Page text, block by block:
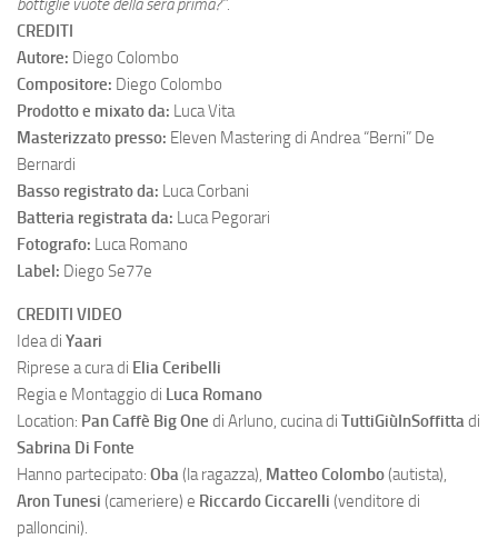
bottiglie vuote della sera prima?”.
CREDITI
Autore: Diego Colombo
Compositore: Diego Colombo
Prodotto e mixato da: Luca Vita
Masterizzato presso: Eleven Mastering di Andrea “Berni” De
Bernardi
Basso registrato da: Luca Corbani
Batteria registrata da: Luca Pegorari
Fotografo: Luca Romano
Label: Diego Se77e
CREDITI VIDEO
Idea di Yaari
Riprese a cura di Elia Ceribelli
Regia e Montaggio di Luca Romano
Location: Pan Caffè Big One di Arluno, cucina di TuttiGiùInSoffittadi
Sabrina Di Fonte
Hanno partecipato: Oba(la ragazza), Matteo Colombo(autista),
Aron Tunesi (cameriere) e Riccardo Ciccarelli (venditore di
palloncini).